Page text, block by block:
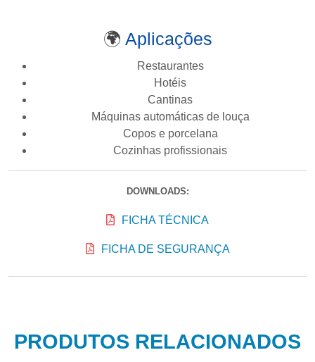
🌍 Aplicações
Restaurantes
Hotéis
Cantinas
Máquinas automáticas de louça
Copos e porcelana
Cozinhas profissionais
DOWNLOADS:
FICHA TÉCNICA
FICHA DE SEGURANÇA
PRODUTOS RELACIONADOS